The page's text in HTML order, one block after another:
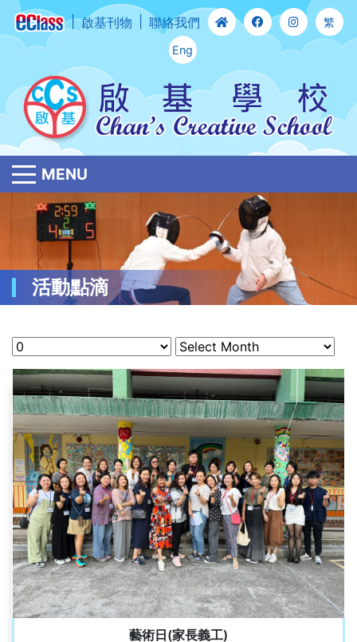
啟基刊物 聯絡我們 繁
Eng
MENU
活動點滴
藝術日(家長義工)